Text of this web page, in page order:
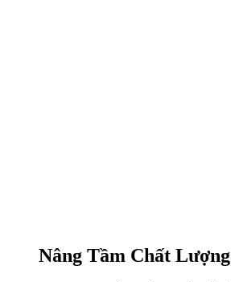
Nâng Tầm Chất